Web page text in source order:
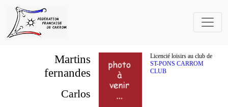
Martins
fernandes
Licencié loisirs au club de
ST-PONS CARROM
CLUB
Carlos